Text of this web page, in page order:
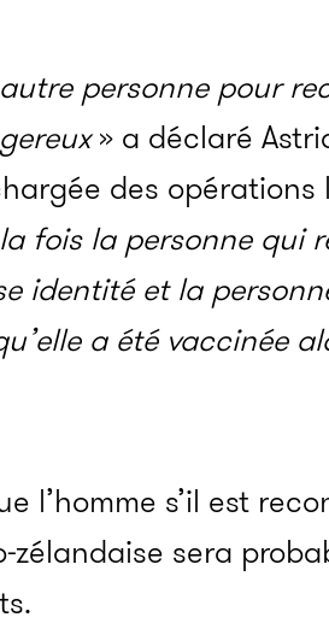
personne pour
» a déclaré
des opérations
fois la personne qui
identité et la
a été vaccinée
l’homme s’il est
sera